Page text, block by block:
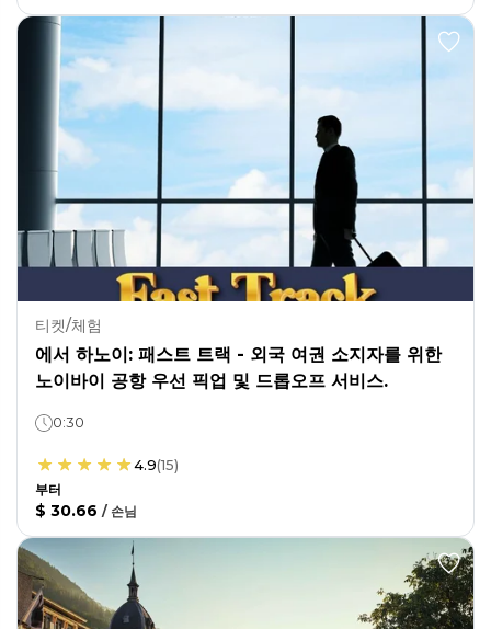
티켓/체험
에서 하노이: 패스트 트랙 - 외국 여권 소지자를 위한
노이바이 공항 우선 픽업 및 드롭오프 서비스.
0:30
4.9(15)
부터
$ 30.66 / 손님